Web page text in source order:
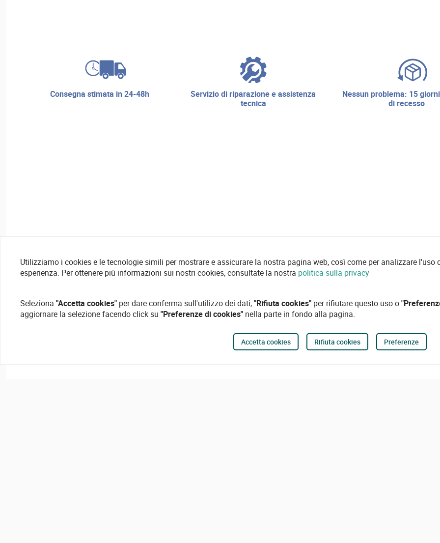
consegna stimata in 24-48h
servizio di riparazione e assistenza
tecnica
nessun problema: 15 giorni di diritto
di recesso
Utilizziamo i cookies e le tecnologie simili per mostrare e assicurare la nostra pagina web, così come per analizzare
esperienza. Per ottenere più informazioni sui nostri cookies, consultate la nostra politica sulla privacy
Seleziona "Accetta cookies" per dare conferma sull'utilizzo dei dati,"Rifiuta cookies" per rifiutare questo uso o
aggiornare la selezione facendo click su "Preferenze di cookies" nella parte in fondo alla pagina.
Accetta cookies Rifiuta cookies Preferenze